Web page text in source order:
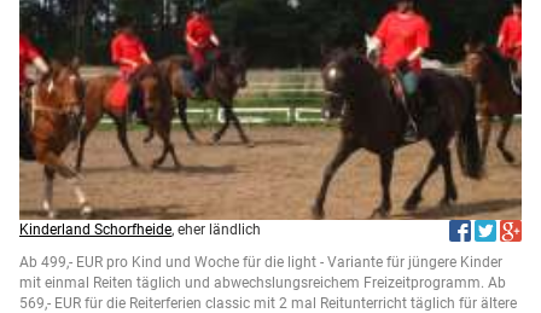
Kinderland Schorfheide, eher ländlich
Ab 499,- EUR pro Kind und Woche für die light - Variante für jüngere Kinder
mit einmal Reiten täglich und abwechslungsreichem Freizeitprogramm. Ab
569,- EUR für die Reiterferien classic mit 2 mal Reitunterricht täglich für ältere